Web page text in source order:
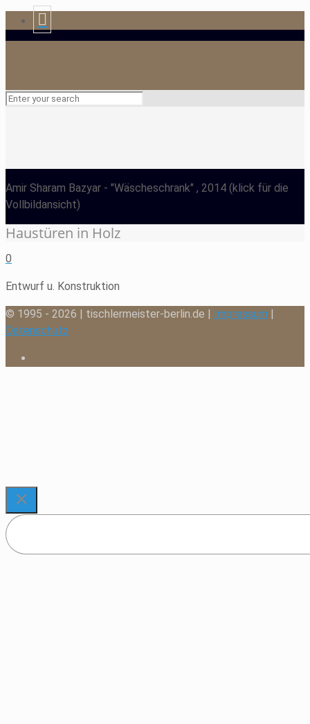
Amir Sharam Bazyar - "Wäscheschrank" , 2014 (klick für die
Vollbildansicht)
Haustüren in Holz
0
Entwurf u. Konstruktion
© 1995 - 2026 | tischlermeister-berlin.de | Impressum
Datenschutz